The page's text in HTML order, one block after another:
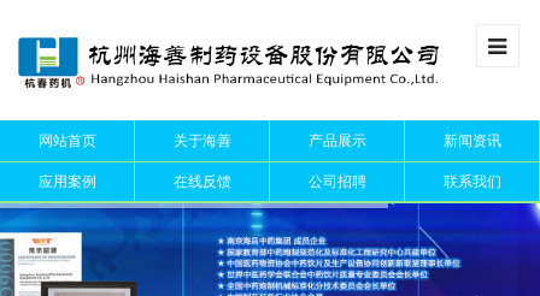
网站首页 关于海善 产品展示 新闻资讯
应用案例 在线反馈 公司招聘 联系我们